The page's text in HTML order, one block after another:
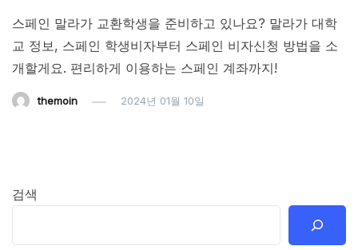
스페인 말라가 교환학생을 준비하고 있나요? 말라가 대학
교 정보, 스페인 학생비자부터 스페인 비자신청 방법을 소
개할게요. 편리하게 이용하는 스페인 계좌까지!
themoin 2024년 01월 10일
검색